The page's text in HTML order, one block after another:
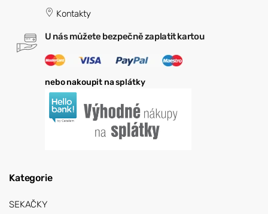
Kontakty
U nás můžete bezpečně zaplatit kartou
nebo nakoupit na splátky
Kategorie
SEKAČKY